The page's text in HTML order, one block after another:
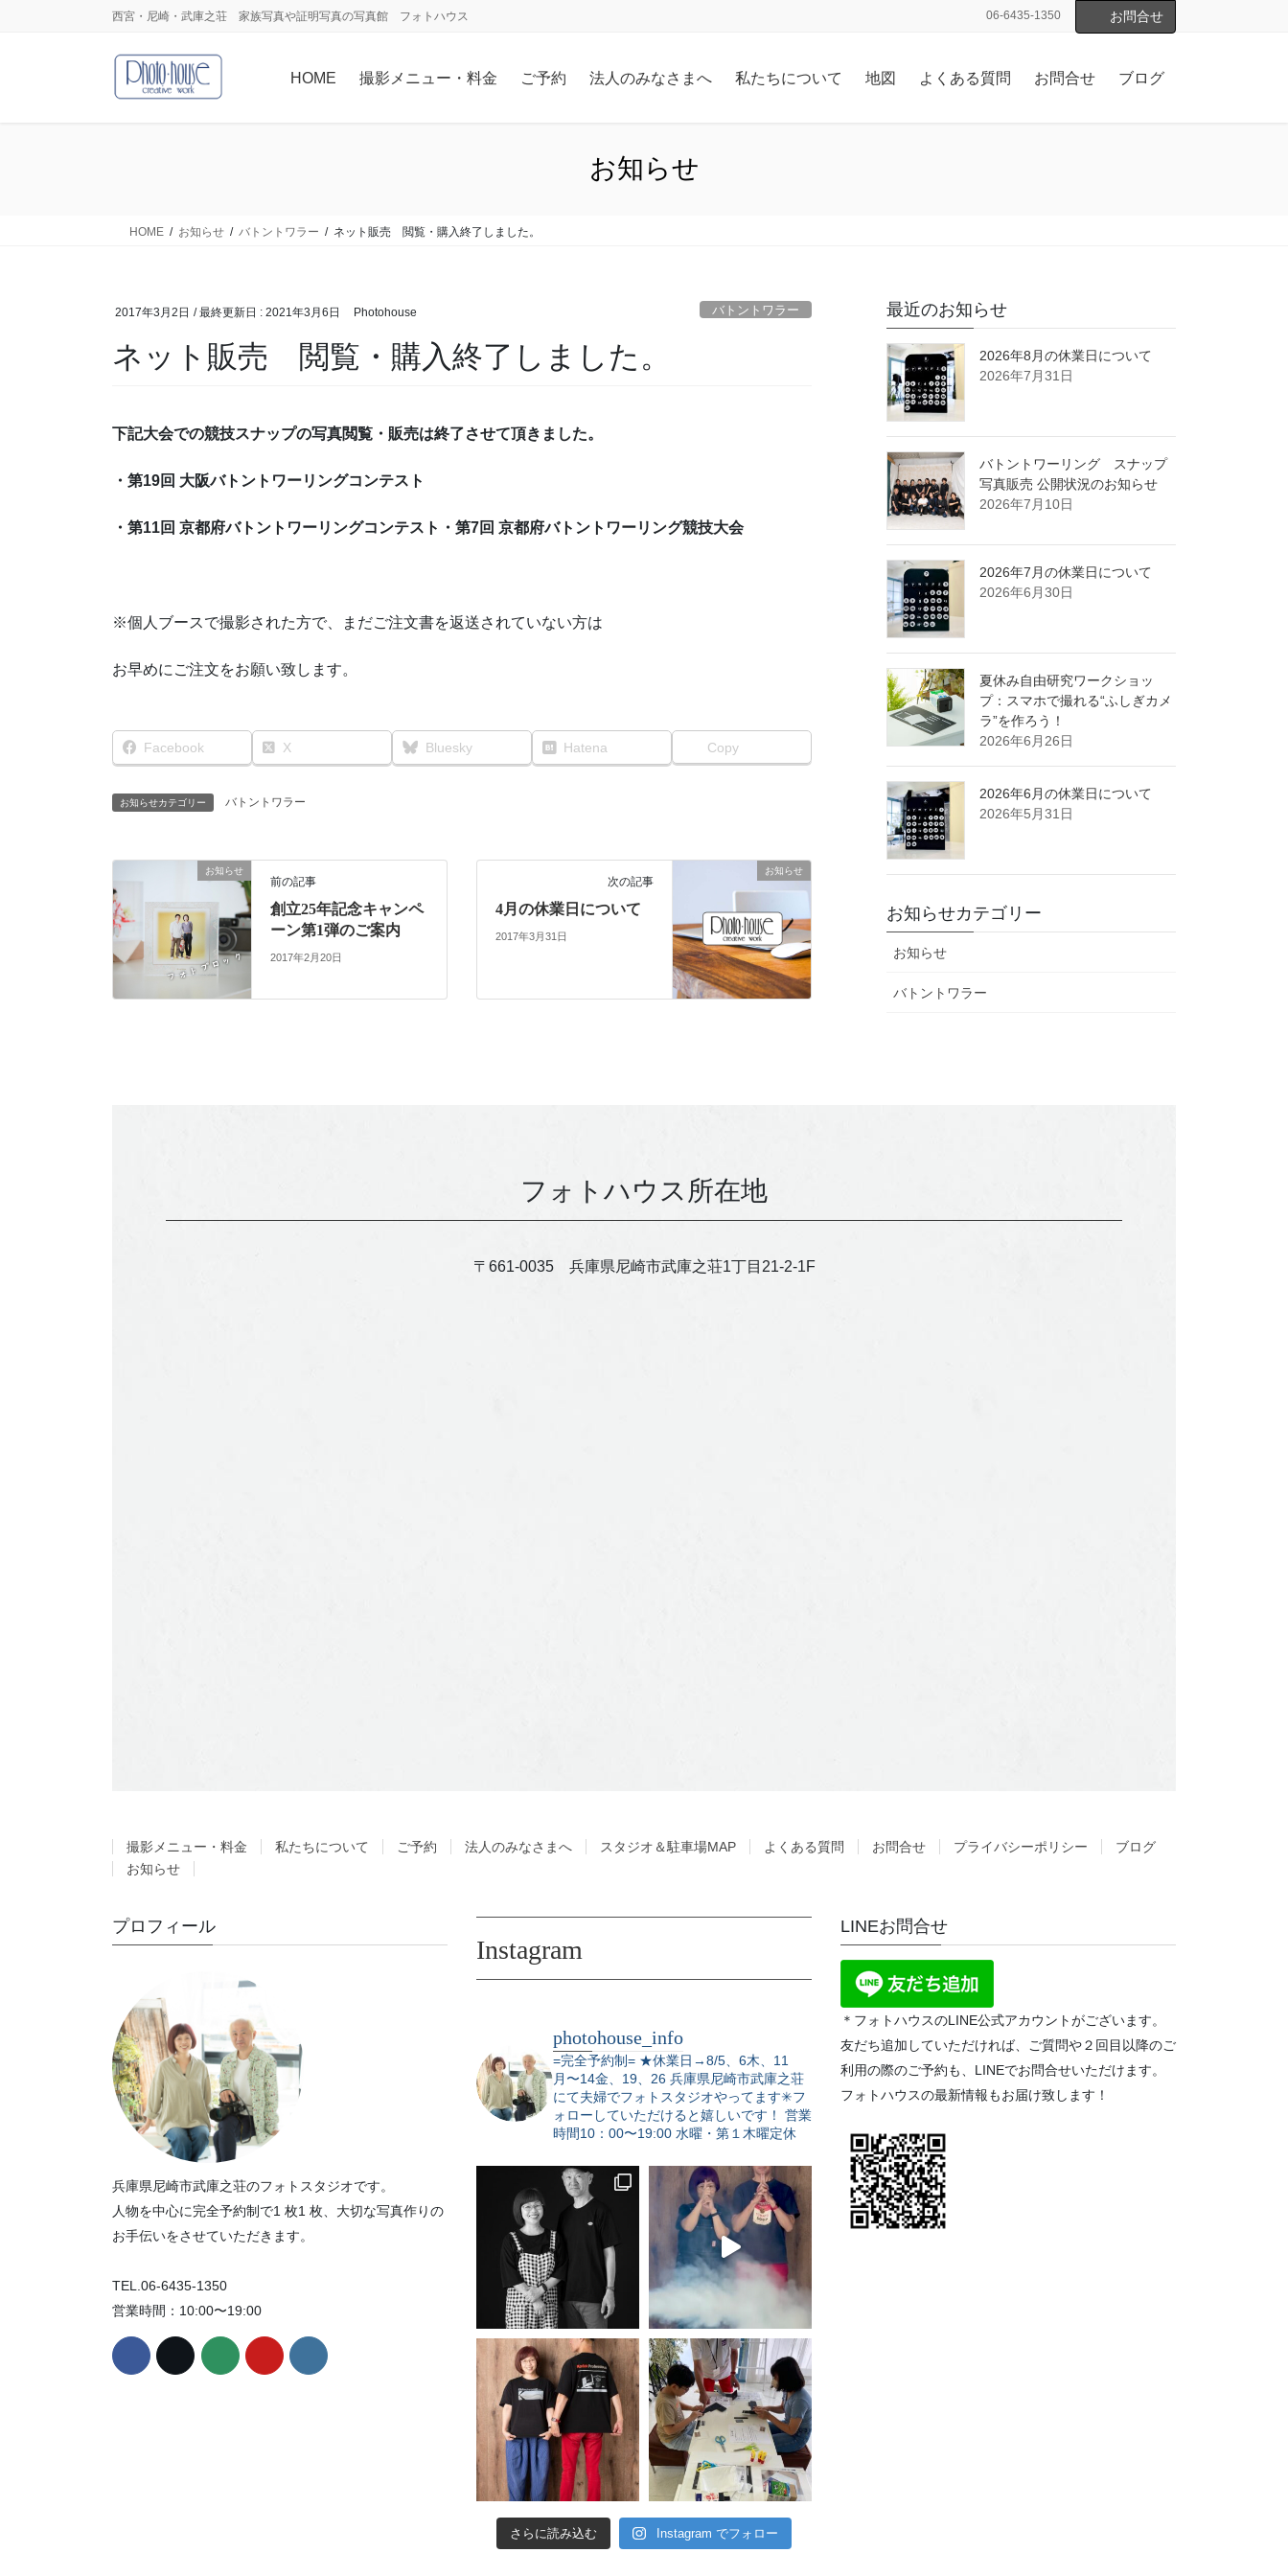
西宮・尼崎・武庫之荘 家族写真や証明写真の写真館 フォトハウス 06-6435-1350 お問合せ
HOME 撮影メニュー・料金 ご予約 法人のみなさまへ 私たちについて 地図 よくある質問 お問合せ ブログ
お知らせ
HOME お知らせ バトントワラー ネット販売 閲覧・購入終了しました。
2017年3月2日 / 最終更新日 : 2021年3月6日 Photohouse バトントワラー
ネット販売 閲覧・購入終了しました。
下記大会での競技スナップの写真閲覧・販売は終了させて頂きました。
・第19回 大阪バトントワーリングコンテスト
・第11回 京都府バトントワーリングコンテスト・第7回 京都府バトントワーリング競技大会
※個人ブースで撮影された方で、まだご注文書を返送されていない方は
お早めにご注文をお願い致します。
Facebook X Bluesky Hatena Copy
お知らせカテゴリー バトントワラー
お知らせ
前の記事
創立25年記念キャンペ
ーン第1弾のご案内
2017年2月20日
お知らせ
次の記事
4月の休業日について
2017年3月31日
最近のお知らせ
2026年8月の休業日について
2026年7月31日
バトントワーリング スナップ
写真販売 公開状況のお知らせ
2026年7月10日
2026年7月の休業日について
2026年6月30日
夏休み自由研究ワークショッ
プ：スマホで撮れる“ふしぎカメ
ラ”を作ろう！
2026年6月26日
2026年6月の休業日について
2026年5月31日
お知らせカテゴリー
お知らせ
バトントワラー
フォトハウス所在地
〒661-0035 兵庫県尼崎市武庫之荘1丁目21-2-1F
撮影メニュー・料金 私たちについて ご予約 法人のみなさまへ スタジオ＆駐車場MAP よくある質問 お問合せ プライバシーポリシー
ブログ
お知らせ
プロフィール
兵庫県尼崎市武庫之荘のフォトスタジオです。
人物を中心に完全予約制で1 枚1 枚、大切な写真作りの
お手伝いをさせていただきます。
TEL.06-6435-1350
営業時間：10:00〜19:00
Instagram
photohouse_info
=完全予約制= ★休業日→8/5、6木、11
月〜14金、19、26 兵庫県尼崎市武庫之荘
にて夫婦でフォトスタジオやってます✳︎フ
ォローしていただけると嬉しいです！ 営業
時間10：00〜19:00 水曜・第１木曜定休
さらに読み込む Instagram でフォロー
LINEお問合せ
＊フォトハウスのLINE公式アカウントがございます。
友だち追加していただければ、ご質問や２回目以降のご
利用の際のご予約も、LINEでお問合せいただけます。
フォトハウスの最新情報もお届け致します！